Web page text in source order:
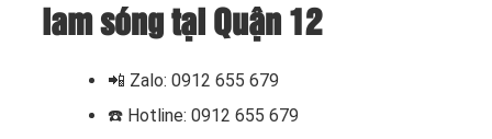
lam sóng tại Quận 12
📲 Zalo: 0912 655 679
☎️ Hotline: 0912 655 679